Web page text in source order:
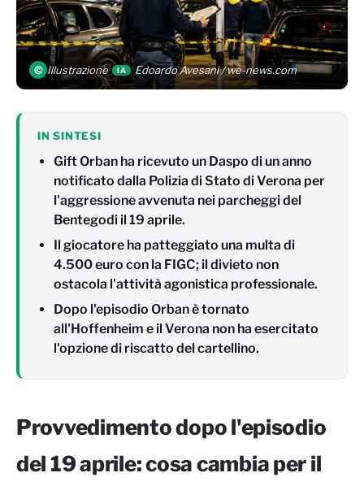
© Illustrazione IA Edoardo Avesani / we-news.com
IN SINTESI
Gift Orban ha ricevuto un Daspo di un anno
notificato dalla Polizia di Stato di Verona per
l'aggressione avvenuta nei parcheggi del
Bentegodi il 19 aprile.
Il giocatore ha patteggiato una multa di
4.500 euro con la FIGC; il divieto non
ostacola l'attività agonistica professionale.
Dopo l'episodio Orban è tornato
all'Hoffenheim e il Verona non ha esercitato
l'opzione di riscatto del cartellino.
Provvedimento dopo l'episodio
del 19 aprile: cosa cambia per il